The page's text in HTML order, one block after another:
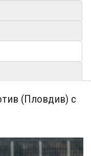
(Пловдив) с